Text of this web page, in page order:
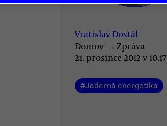
Vratislav Dostál
Domov → Zpráva
21. prosince 2012 v 10.17
#Jaderná energetika